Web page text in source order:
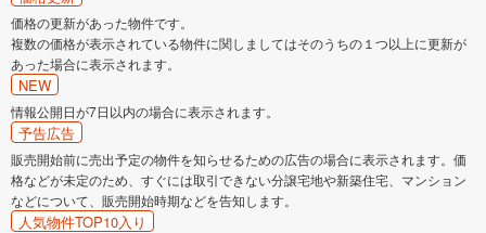
価格の更新があった物件です。
複数の価格が表示されている物件に関しましてはそのうちの１つ以上に更新が
あった場合に表示されます。
NEW
情報公開日が7日以内の場合に表示されます。
予告広告
販売開始前に売出予定の物件を知らせるための広告の場合に表示されます。価
格などが未定のため、すぐには取引できない分譲宅地や新築住宅、マンション
などについて、販売開始時期などを告知します。
人気物件TOP10入り